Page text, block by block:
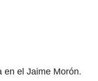
en el Jaime Morón.